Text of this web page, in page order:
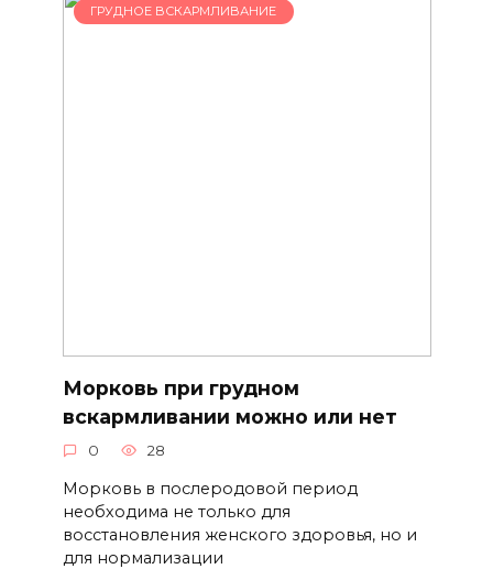
ГРУДНОЕ ВСКАРМЛИВАНИЕ
Морковь при грудном
вскармливании можно или нет
0 28
Морковь в послеродовой период
необходима не только для
восстановления женского здоровья, но и
для нормализации